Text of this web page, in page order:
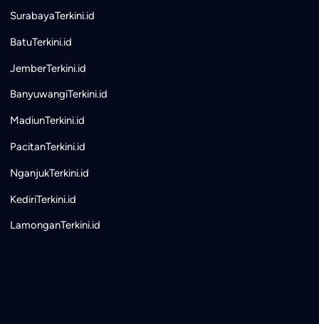
SurabayaTerkini.id
BatuTerkini.id
JemberTerkini.id
BanyuwangiTerkini.id
MadiunTerkini.id
PacitanTerkini.id
NganjukTerkini.id
KediriTerkini.id
LamonganTerkini.id